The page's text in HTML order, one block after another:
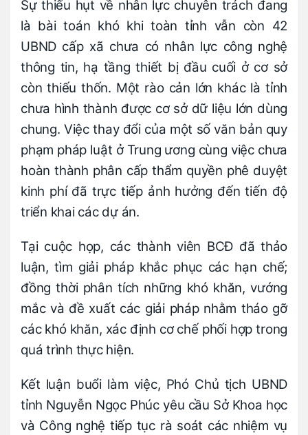
Sự thiếu hụt về nhân lực chuyên trách đang
là bài toán khó khi toàn tỉnh vẫn còn 42
UBND cấp xã chưa có nhân lực công nghệ
thông tin, hạ tầng thiết bị đầu cuối ở cơ sở
còn thiếu thốn. Một rào cản lớn khác là tỉnh
chưa hình thành được cơ sở dữ liệu lớn dùng
chung. Việc thay đổi của một số văn bản quy
phạm pháp luật ở Trung ương cùng việc chưa
hoàn thành phân cấp thẩm quyền phê duyệt
kinh phí đã trực tiếp ảnh hưởng đến tiến độ
triển khai các dự án.
Tại cuộc họp, các thành viên BCĐ đã thảo
luận, tìm giải pháp khắc phục các hạn chế;
đồng thời phân tích những khó khăn, vướng
mắc và đề xuất các giải pháp nhằm tháo gỡ
các khó khăn, xác định cơ chế phối hợp trong
quá trình thực hiện.
Kết luận buổi làm việc, Phó Chủ tịch UBND
tỉnh Nguyễn Ngọc Phúc yêu cầu Sở Khoa học
và Công nghệ tiếp tục rà soát các nhiệm vụ